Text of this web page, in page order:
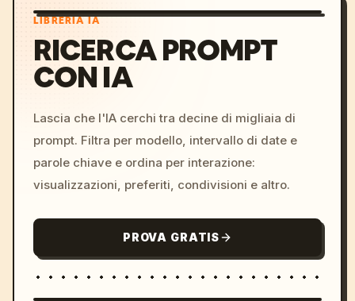
LIBRERIA IA
RICERCA PROMPT
CON IA
Lascia che l'IA cerchi tra decine di migliaia di
prompt. Filtra per modello, intervallo di date e
parole chiave e ordina per interazione:
visualizzazioni, preferiti, condivisioni e altro.
PROVA GRATIS